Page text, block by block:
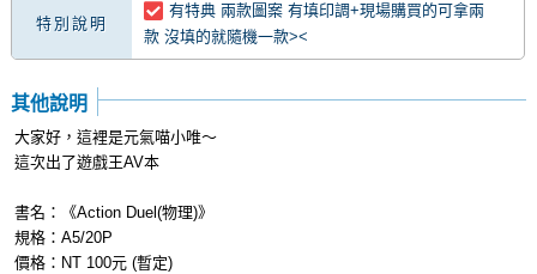
特別說明
有特典 兩款圖案 有填印調+現場購買的可拿兩
款 沒填的就隨機一款><
其他說明
大家好，這裡是元氣喵小唯～
這次出了遊戲王AV本
書名：《Action Duel(物理)》
規格：A5/20P
價格：NT 100元 (暫定)